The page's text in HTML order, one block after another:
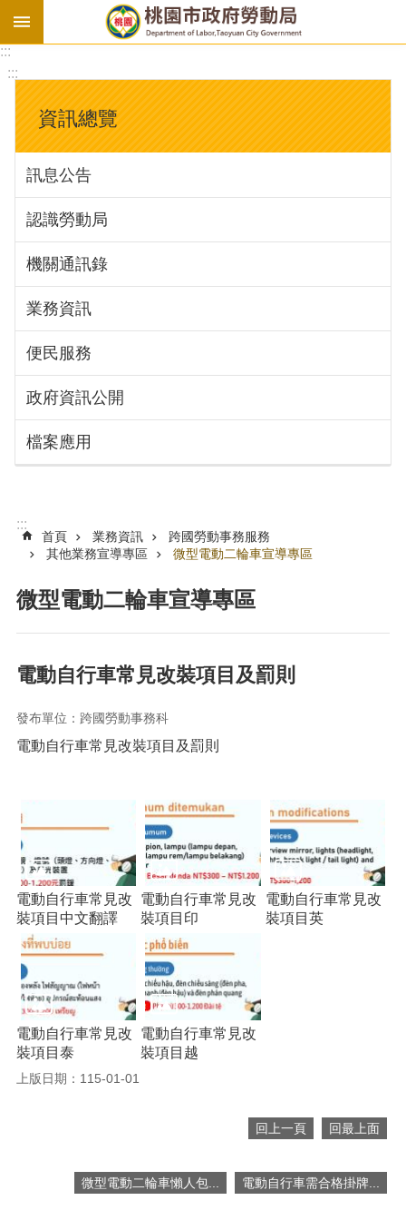
基
法
勞
資
會
庇
護
工
場
進
訊
息
公
識
局
通
訊
業
務
便
民
服
務
政
府
資
訊
公
開
檔
案
應
:::
:::
資訊總覽
訊息公告
認識勞動局
機關通訊錄
業務資訊
便民服務
政府資訊公開
檔案應用
:::
首頁 業務資訊
跨國勞動事務服務
其他業務宣導專區
微型電動二輪車宣導專區
微型電動二輪車宣導專區
電動自行車常見改裝項目及罰則
發布單位：跨國勞動事務科
電動自行車常見改裝項目及罰則
電動自行車常見改
裝項目中文翻譯
電動自行車常見改
裝項目印
電動自行車常見改
裝項目英
電動自行車常見改
裝項目泰
電動自行車常見改
裝項目越
上版日期：115-01-01
回上一頁 回最上面
微型電動二輪車懶人包... 電動自行車需合格掛牌...